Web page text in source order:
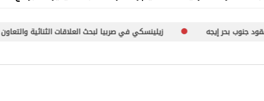
زيلينسكي في صربيا لبحث العلاقات الثنائية والتعاون الأمني